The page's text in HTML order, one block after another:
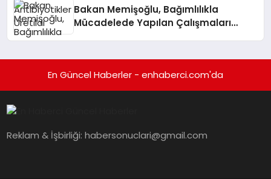
Bakan Memişoğlu, Bağımlılıkla
Mücadelede Yapılan Çalışmaları
En Güncel Haberler - enhaberci.com'da
Reklam & İşbirliği:habersonuclari@gmail.com